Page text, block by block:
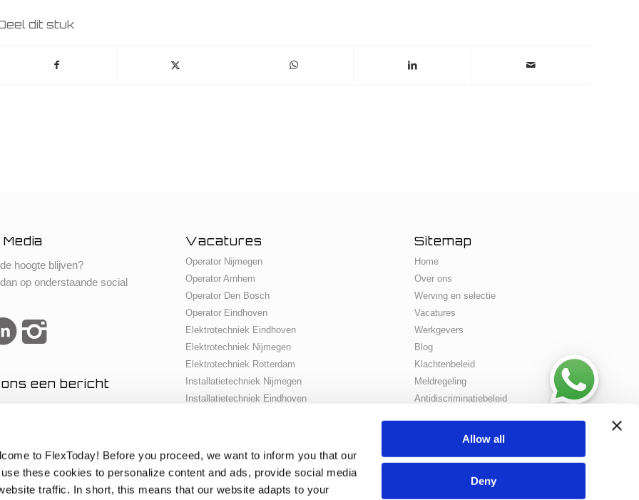
to FlexToday! Before you proceed, we want to inform you that our
these cookies to personalize content and ads, provide social media
traffic. In short, this means that our website adapts to your
Allow all
Deny
dit stuk
hoogte blijven?
op onderstaande social
een bericht
Vacatures
Operator Nijmegen
Operator Arnhem
Operator Den Bosch
Operator Eindhoven
Elektrotechniek Eindhoven
Elektrotechniek Nijmegen
Elektrotechniek Rotterdam
Installatietechniek Nijmegen
Installatietechniek Eindhoven
Petrochemie Rotterdam
Werktuigbouwkunde Rotterdam
Werkvoorbereider Rotterdam
Sitemap
Home
Over ons
Werving en selectie
Vacatures
Werkgevers
Blog
Klachtenbeleid
Meldregeling
Antidiscriminatiebeleid
Vaak gestelde vragen